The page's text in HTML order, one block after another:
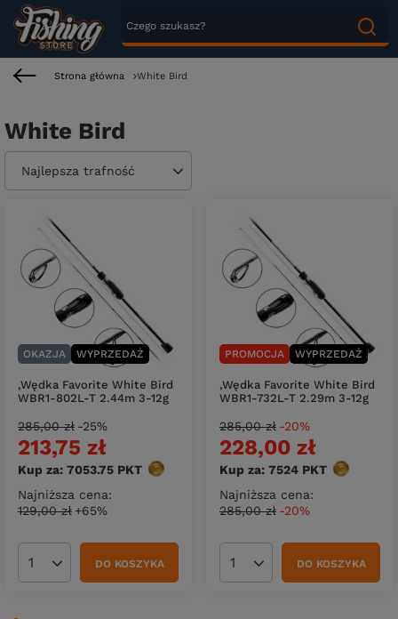
Strona główna White Bird
White Bird
Zmień sortowanie
Najlepsza trafność
OKAZJA WYPRZEDAŻ
,Wędka Favorite White Bird
WBR1-802L-T 2.44m 3-12g
213,75 zł
Kup za: 7053.75 PKT punktów
Najniższa cena:
129,00 zł +65%
285,00 zł -25%
Ilość produktówDO KOSZYKA
PROMOCJA WYPRZEDAŻ
,Wędka Favorite White Bird
WBR1-732L-T 2.29m 3-12g
228,00 zł
Kup za: 7524 PKT punktów
Najniższa cena:
285,00 zł -20%
285,00 zł -20%
Ilość produktówDO KOSZYKA